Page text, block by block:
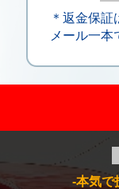
＊返金保証
メール一本
-本気で